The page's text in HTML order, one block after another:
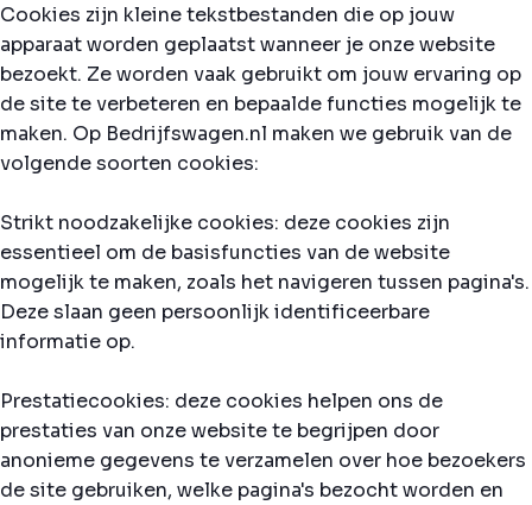
Cookies zijn kleine tekstbestanden die op jouw
apparaat worden geplaatst wanneer je onze website
bezoekt. Ze worden vaak gebruikt om jouw ervaring op
de site te verbeteren en bepaalde functies mogelijk te
maken. Op Bedrijfswagen.nl maken we gebruik van de
volgende soorten cookies:
Strikt noodzakelijke cookies: deze cookies zijn
essentieel om de basisfuncties van de website
mogelijk te maken, zoals het navigeren tussen pagina's.
Deze slaan geen persoonlijk identificeerbare
informatie op.
Prestatiecookies: deze cookies helpen ons de
prestaties van onze website te begrijpen door
anonieme gegevens te verzamelen over hoe bezoekers
de site gebruiken, welke pagina's bezocht worden en